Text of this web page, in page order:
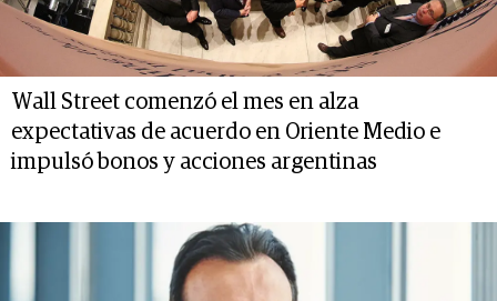
Wall Street comenzó el mes en alza
expectativas de acuerdo en Oriente Medio e
impulsó bonos y acciones argentinas